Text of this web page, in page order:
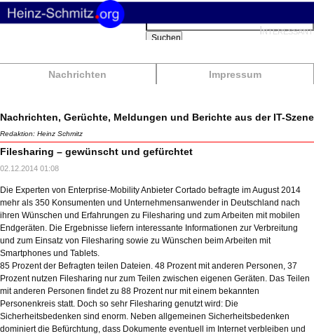
Nachrichten Impressum
Suchbegriffe
Suchen
Nachrichten, Gerüchte, Meldungen und Berichte aus der IT-Szene
Redaktion: Heinz Schmitz
Filesharing – gewünscht und gefürchtet
02.12.2014 01:08
Die Experten von Enterprise-Mobility Anbieter Cortado befragte im August 2014
mehr als 350 Konsumenten und Unternehmensanwender in Deutschland nach
ihren Wünschen und Erfahrungen zu Filesharing und zum Arbeiten mit mobilen
Endgeräten. Die Ergebnisse liefern interessante Informationen zur Verbreitung
und zum Einsatz von Filesharing sowie zu Wünschen beim Arbeiten mit
Smartphones und Tablets.
85 Prozent der Befragten teilen Dateien. 48 Prozent mit anderen Personen, 37
Prozent nutzen Filesharing nur zum Teilen zwischen eigenen Geräten. Das Teilen
mit anderen Personen findet zu 88 Prozent nur mit einem bekannten
Personenkreis statt. Doch so sehr Filesharing genutzt wird: Die
Sicherheitsbedenken sind enorm. Neben allgemeinen Sicherheitsbedenken
dominiert die Befürchtung, dass Dokumente eventuell im Internet verbleiben und